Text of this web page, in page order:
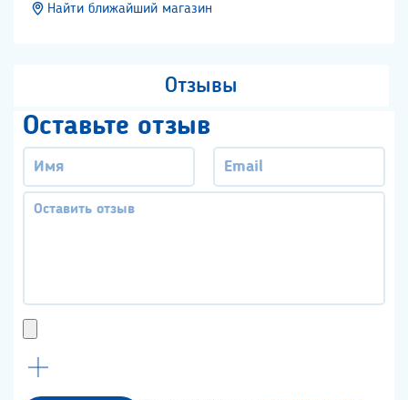
Найти ближайший магазин
Отзывы
Оставьте отзыв